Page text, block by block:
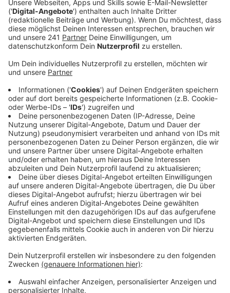
Malerei, Zeichnung Skultur, Graffiti, Fotografie,
Video oder Medienkunst. Eine Fachjury wählt die
besten Einreichungen aus.
Veröffentlicht:Donnerstag, 26.02.2026 12:07
Anzeige
Preis
Anzeige
Die ausgewählten Teilnehmer können dann ein neues
Kunstwerk schaffen – sie werden Teil einer
Ausstellung und haben die Chance auf Sachpreise in
Höhe von insgesamt 2.000 Euro. Der Young Art Award
findet im Rahmen der 75-Jahre-Jubiläums-
Feierlichkeiten vom Museum Morsbroich statt.
Ausführliche Infos zum Wettbewerb
Anzeige